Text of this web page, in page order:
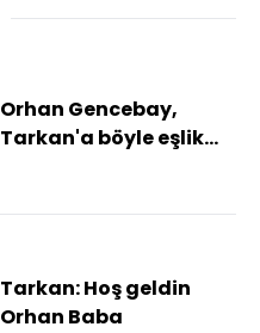
Orhan Gencebay,
Tarkan'a böyle eşlik
Tarkan: Hoş geldin
Orhan Baba